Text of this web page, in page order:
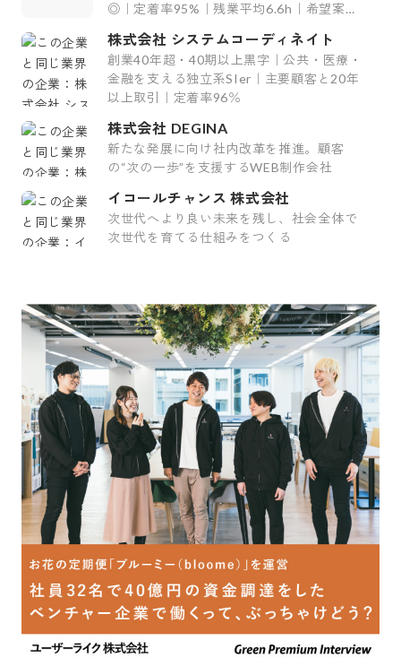
◎｜定着率95%｜残業平均6.6h｜希望案件
株式会社 システムコーディネイト
創業40年超・40期以上黒字｜公共・医療・
金融を支える独立系SIer｜主要顧客と20年
以上取引｜定着率96％
株式会社 DEGINA
新たな発展に向け社内改革を推進。顧客
の“次の一歩”を支援するWEB制作会社
イコールチャンス 株式会社
次世代へより良い未来を残し、社会全体で
次世代を育てる仕組みをつくる